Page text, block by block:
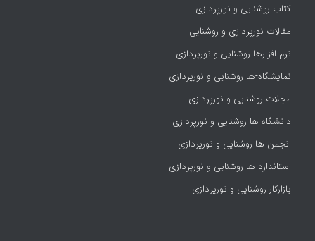
کتاب روشنایی و نورپردازی
مقالات نورپردازی و روشنایی
نرم افزارها روشنایی و نورپردازی
نمایشگاه-ها روشنایی و نورپردازی
مجلات روشنایی و نورپردازی
دانشگاه ها روشنایی و نورپردازی
انجمن ها روشنایی و نورپردازی
استاندارد ها روشنایی و نورپردازی
بازارکار روشنایی و نورپردازی